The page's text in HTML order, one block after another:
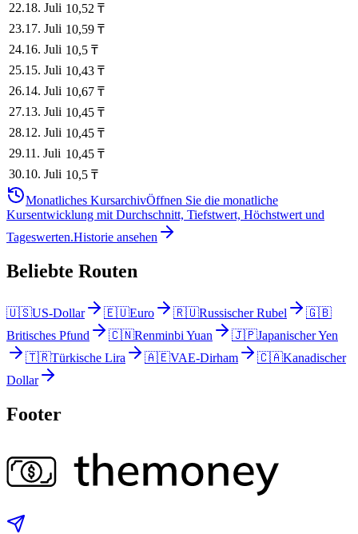
22.18. Juli 10,52 ₸
23.17. Juli 10,59 ₸
24.16. Juli 10,5 ₸
25.15. Juli 10,43 ₸
26.14. Juli 10,67 ₸
27.13. Juli 10,45 ₸
28.12. Juli 10,45 ₸
29.11. Juli 10,45 ₸
30.10. Juli 10,5 ₸
Monatliches KursarchivÖffnen Sie die monatliche
Kursentwicklung mit Durchschnitt, Tiefstwert, Höchstwert und
Tageswerten.Historie ansehen
Beliebte Routen
🇺🇸US-Dollar 🇪🇺Euro 🇷🇺Russischer Rubel
🇬🇧
Britisches Pfund
🇨🇳Renminbi Yuan 🇯🇵Japanischer Yen
🇹🇷Türkische Lira 🇦🇪VAE-Dirham 🇨🇦Kanadischer
Dollar
Footer